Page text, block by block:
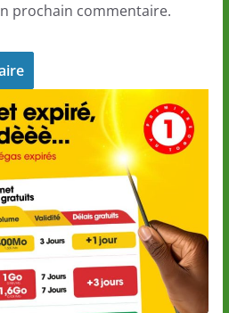
prochain commentaire.